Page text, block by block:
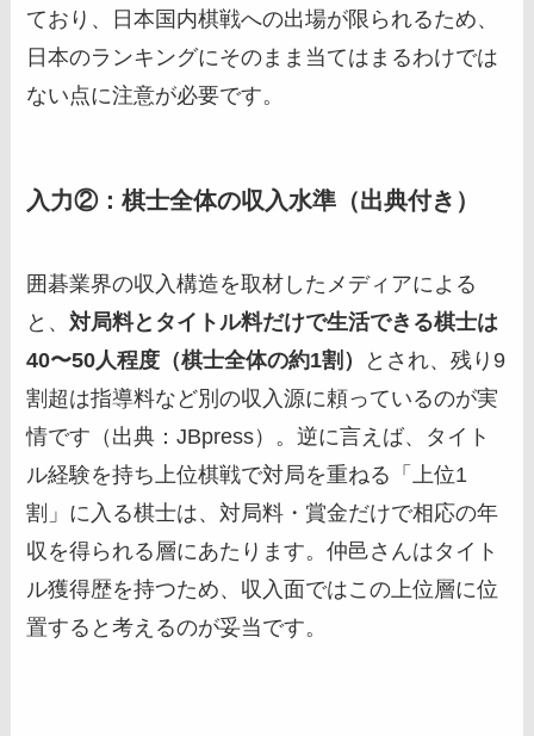
ており、日本国内棋戦への出場が限られるため、
日本のランキングにそのまま当てはまるわけでは
ない点に注意が必要です。
入力②：棋士全体の収入水準（出典付き）
囲碁業界の収入構造を取材したメディアによる
と、対局料とタイトル料だけで生活できる棋士は
40〜50人程度（棋士全体の約1割）
とされ、残り9
割超は指導料など別の収入源に頼っているのが実
情です（出典：JBpress）。逆に言えば、タイト
ル経験を持ち上位棋戦で対局を重ねる「上位1
割」に入る棋士は、対局料・賞金だけで相応の年
収を得られる層にあたります。仲邑さんはタイト
ル獲得歴を持つため、収入面ではこの上位層に位
置すると考えるのが妥当です。